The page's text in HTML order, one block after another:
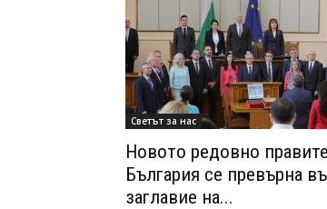
Свeтът за нас
Новото редовно
България се превърна
заглавие на...